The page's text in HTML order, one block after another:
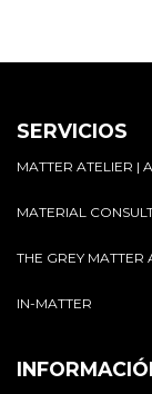
SERVICIOS
MATTER ATELIER |
MATERIAL
THE GREY
IN-MATTER